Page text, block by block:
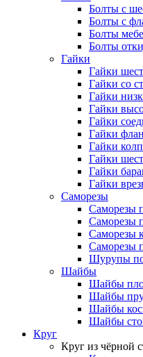
Болты с
Болты с
Болты
Болты
Гайки
Гайки
Гайки со
Гайки
Гайки
Гайки
Гайки
Гайки
Гайки
Гайки
Гайки
Саморезы
Саморезы
Саморезы
Саморезы
Саморезы
Шурупы
Шайбы
Шайбы
Шайбы
Шайбы
Шайбы
Круг
Круг из чёрной